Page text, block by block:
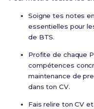
Soigne tes notes
essentielles pour
de BTS.
Profite de chaque
compétences
maintenance de
dans ton CV.
Fais relire ton CV